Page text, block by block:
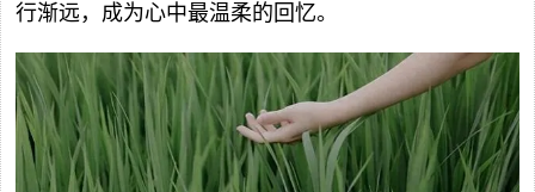
行渐远，成为心中最温柔的回忆。